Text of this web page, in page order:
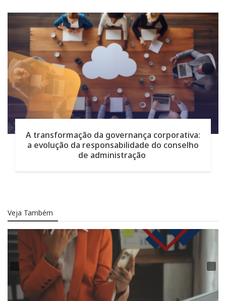
A transformação da governança corporativa:
a evolução da responsabilidade do conselho
de administração
Veja Também